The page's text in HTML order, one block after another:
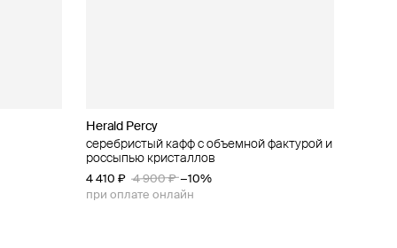
Herald Percy
серебристый кафф с объемной фактурой и
россыпью кристаллов
4 410 ₽ 4 900 ₽ −10%
при оплате онлайн
Herald Percy
серебристые длинные серьги-дорожки с
кристаллами
4 410 ₽ 4 900 ₽ −10%
при оплате онлайн
Herald Percy
извилистые серьги с камнями
3 920 ₽ 4 900 ₽ −20%
при оплате онлайн
Herald Percy
серьги-цветы с жемчужными бусинами
1 950 ₽ 3 900 ₽
−50%
при оплате онлайн